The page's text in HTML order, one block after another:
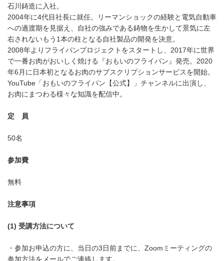
石川鋳造に入社。
2004年に4代目社長に就任。リーマンショックの経験と電気自動車
への過渡期を見据え、自社の強みである鋳物を生かして景気に左
右されないもう1本の柱となる自社製品の開発を決意。
2008年よりフライパンプロジェクトをスタートし、2017年に世界
で一番お肉がおいしく焼ける『おもいのフライパン』発売。2020
年6月に日本初となるお肉のサブスクリプションサービスを開始。
YouTube「おもいのフライパン【公式】」チャンネルに出演し、
お肉にまつわる様々な知識を配信中。
定 員
50名
参加費
無料
注意事項
(1) 受講方法について
・参加お申込の方に、当日の3日前までに、Zoomミーティングの
参加方法をメールでご連絡します。